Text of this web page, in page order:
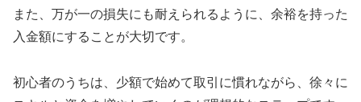
また、万が一の損失にも耐えられるように、余裕を持った
入金額にすることが大切です。
初心者のうちは、少額で始めて取引に慣れながら、徐々に